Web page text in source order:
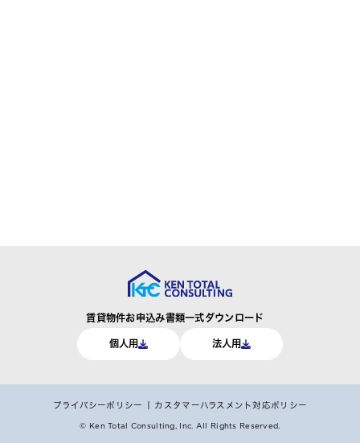
賃貸物件お申込み書類一式ダウンロード
個人用 法人用
プライバシーポリシー カスタマーハラスメント対応ポリシー
© Ken Total Consulting, Inc. All Rights Reserved.